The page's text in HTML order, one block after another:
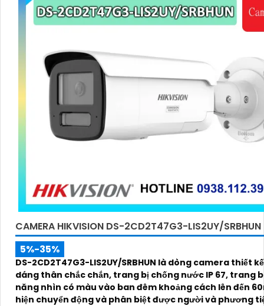
CAMERA HIKVISION DS-2CD2T47G3-LIS2UY/SRBHUN
5%-35%
DS-2CD2T47G3-LIS2UY/SRBHUN là dòng camera thiết
dáng thân chắc chắn, trang bị chống nước IP 67, trang bị khả
năng nhìn có màu vào ban đêm khoảng cách lên đến
hiện chuyển động và phân biệt được người và phương